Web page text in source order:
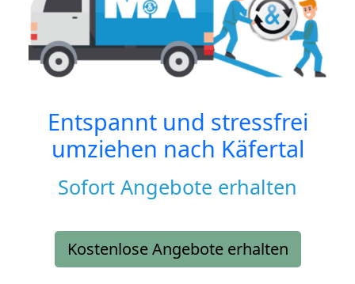
Entspannt und stressfrei
umziehen nach Käfertal
Sofort Angebote erhalten
Kostenlose Angebote erhalten